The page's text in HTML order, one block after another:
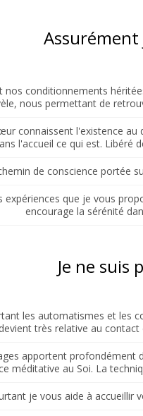
Assurément
conditionnements
nous permettant de
connaissent l'existence
l'accueil ce qui est. Libéré
de conscience portée
que je vous
encourage la sérénité
Je ne suis
les automatismes et les
très relative au
apportent
méditative au Soi. La
je vous aide à accueillir